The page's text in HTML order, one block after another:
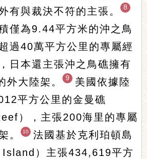
有與裁決不符的主張。
8
僅為9.44平方米的沖之鳥
過40萬平方公里的專屬經
日本還主張沖之鳥礁擁有
外大陸架。
9
美國依據陸
平方公里的金曼礁
），主張200海里的專屬
。
10
法國基於克利珀頓島
Island）主張434,619平方